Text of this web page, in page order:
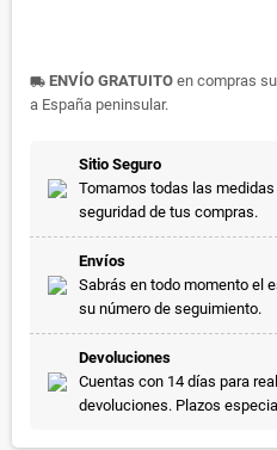
local_shipping ENVÍO GRATUITO en compras
a España peninsular.
Sitio Seguro
Tomamos todas las
seguridad de tus compras.
Envíos
Sabrás en todo momento el
su número de seguimiento.
Devoluciones
Cuentas con 14 días para
devoluciones. Plazos